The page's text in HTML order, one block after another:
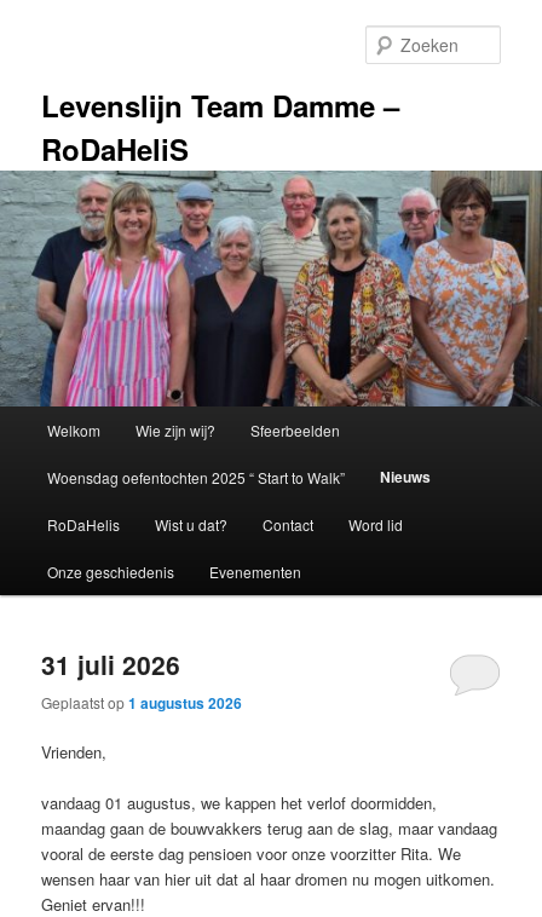
inhoud
inhoudLevenslijn Team Damme –
RoDaHeliS
Welkom Wie zijn wij? Sfeerbeelden
Woensdag oefentochten 2025 “ Start to Walk” Nieuws
RoDaHelis Wist u dat? Contact Word lid
Onze geschiedenis Evenementen
31 juli 2026
Geplaatst op1 augustus 2026
Vrienden,
vandaag 01 augustus, we kappen het verlof doormidden,
maandag gaan de bouwvakkers terug aan de slag, maar vandaag
vooral de eerste dag pensioen voor onze voorzitter Rita. We
wensen haar van hier uit dat al haar dromen nu mogen uitkomen.
Geniet ervan!!!